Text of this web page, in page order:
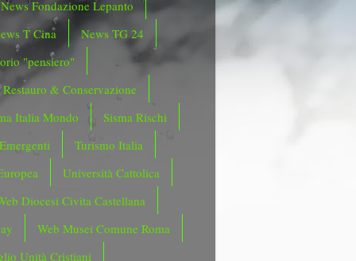
News Fondazione Lepanto
T Cina
News TG 24
"pensiero"
Restauro & Conservazione
Italia Mondo
Sisma Rischi
Turismo Italia
Università Cattolica
Diocesi Civita Castellana
Web Musei Comune Roma
Unità Cristiani